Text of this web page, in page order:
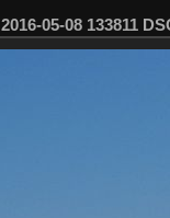
2016-05-08 133811